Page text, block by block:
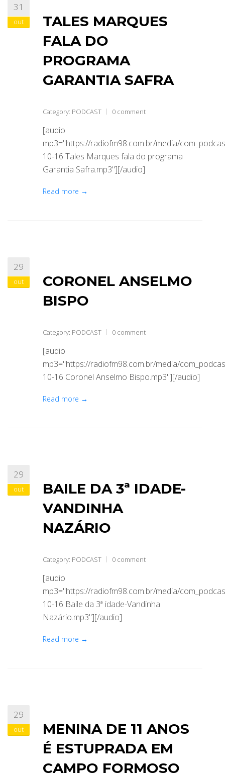
31
out
TALES MARQUES
FALA DO
PROGRAMA
GARANTIA SAFRA
Category: PODCAST 0 comment
[audio
mp3="https://radiofm98.com.br/media/
10-16 Tales Marques fala do programa
Garantia Safra.mp3"][/audio]
Read more →
29
out
CORONEL ANSELMO
BISPO
Category: PODCAST 0 comment
[audio
mp3="https://radiofm98.com.br/media/
10-16 Coronel Anselmo Bispo.mp3"][/audio]
Read more →
29
out
BAILE DA 3ª IDADE-
VANDINHA
NAZÁRIO
Category: PODCAST 0 comment
[audio
mp3="https://radiofm98.com.br/media/
10-16 Baile da 3ª idade-Vandinha
Nazário.mp3"][/audio]
Read more →
29
out
MENINA DE 11 ANOS
É ESTUPRADA EM
CAMPO FORMOSO